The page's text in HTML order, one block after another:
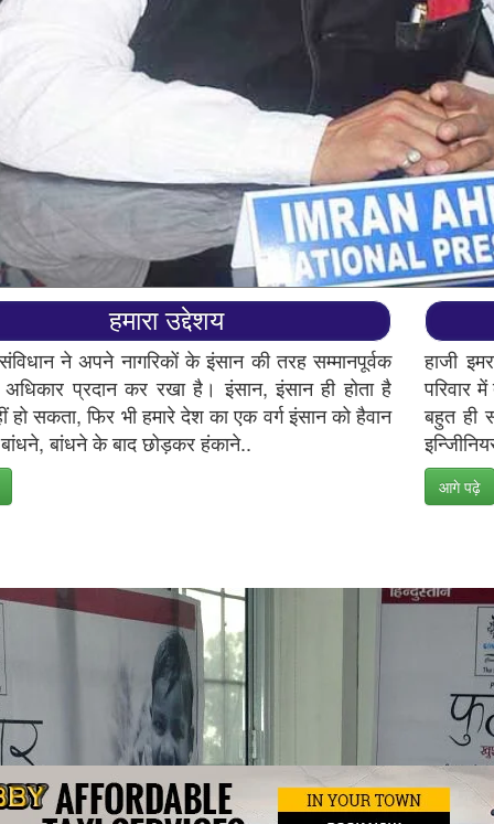
हमारा उद्देशय
ने अपने नागरिकों के इंसान की तरह सम्मानपूर्वक
प्रदान कर रखा है। इंसान, इंसान ही होता है
हो सकता, फिर भी हमारे देश का एक वर्ग इंसान को हैवान
बांधने के बाद छोड़कर हंकाने..
हाजी
परिवार
बहुत ही
आगे पढ़े